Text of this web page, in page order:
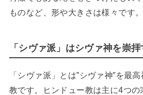
ものなど、形や大きさは様々です。
「シヴァ派」はシヴァ神を崇
「シヴァ派」とは”シヴァ神”を最
教です。ヒンドュー教は主に4つの